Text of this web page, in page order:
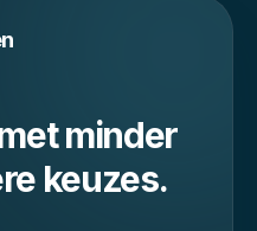
minder
keuzes.